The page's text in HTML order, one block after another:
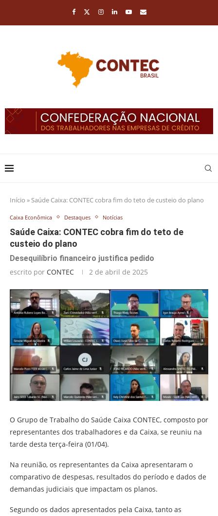
Início »Saúde Caixa: CONTEC cobra fim do teto de custeio do plano
Caixa Econômica Destaques Notícias
Saúde Caixa: CONTEC cobra fim do teto de
custeio do plano
Desequilíbrio financeiro justifica pedido
escrito por CONTEC 2 de abril de 2025
O Grupo de Trabalho do Saúde Caixa CONTEC, composto por
representantes dos trabalhadores e da Caixa, se reuniu na
tarde desta terça-feira (01/04).
Na reunião, os representantes da Caixa apresentaram o
comparativo de despesas, resultados do período e dados de
demandas judiciais que impactam os planos.
Segundo os dados apresentados pela Caixa, tanto as